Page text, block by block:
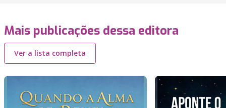
Mais publicações dessa editora
Ver a lista completa